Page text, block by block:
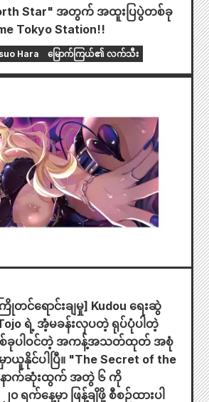
Star" အတွက် အထူးပြပွဲတစ်ခု
Tokyo Station!!
Hara မြောက်ကြယ်၏ လက်သီး
ြိုတင်ရောင်းချမှု] Kudou ရေးဆွဲ
ရဲ့ အံ့မခန်းလှပတဲ့ ရုပ်ပုံပါတဲ့
စ်ခုပါဝင်တဲ့ အကန့်အသတ်ထုတ် အစုံ
င်ပါပြီ။ "The Secret of the
နောက်ဆုံးထွက် အတွဲ ၆ ကို
က်နေ့မှာ ဖြန့်ချိဖို့ စီစဉ်ထားပါ